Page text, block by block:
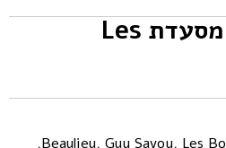
סילבסטר מפנק: מסעדת Les
Beaulieu, Guy Savoy, Les
,